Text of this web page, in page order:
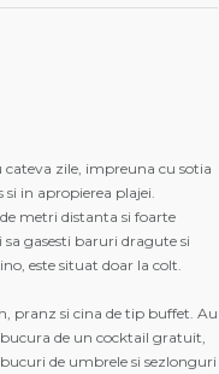
zile, impreuna cu sotia
in apropierea plajei.
metri distanta si foarte
gasesti baruri dragute si
este situat doar la colt.
pranz si cina de tip buffet. Au
de un cocktail gratuit,
de umbrele si sezlonguri